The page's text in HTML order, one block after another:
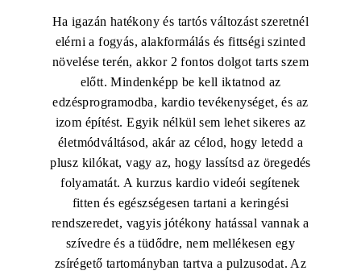
Ha igazán hatékony és tartós változást szeretnél
elérni a fogyás, alakformálás és fittségi szinted
növelése terén, akkor 2 fontos dolgot tarts szem
előtt. Mindenképp be kell iktatnod az
edzésprogramodba, kardio tevékenységet, és az
izom építést. Egyik nélkül sem lehet sikeres az
életmódváltásod, akár az célod, hogy letedd a
plusz kilókat, vagy az, hogy lassítsd az öregedés
folyamatát. A kurzus kardio videói segítenek
fitten és egészségesen tartani a keringési
rendszeredet, vagyis jótékony hatással vannak a
szívedre és a tüdődre, nem mellékesen egy
zsírégető tartományban tartva a pulzusodat. Az